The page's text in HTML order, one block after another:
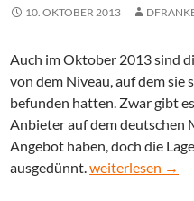
10. OKTOBER 2013
Auch im Oktober 2013 sind
von dem Niveau, auf dem sie
befunden hatten. Zwar gibt
Anbieter auf dem deutschen
Angebot haben, doch die
ausgedünnt. weiterlesen →